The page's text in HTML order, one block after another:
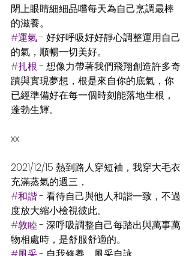
閉上眼睛細細品嚐每天為自己烹調最棒
的滋養。
#運氣 - 好好呼吸好好靜心調整運用自己
的氣，順暢一切美好。
#扎根 - 想像力帶著我們飛翔創造許多奇
蹟與實現夢想，根是來自你的底氣，你
已經準備好在每一個時刻能落地生根，
蓬勃生輝。
xx
2021/12/15 熱到路人穿短袖，我穿大毛衣
充滿蒸氣的週三，
#和諧 - 看待自己與他人和諧一致，不過
度放大縮小檢視彼此。
#敦睦 - 深呼吸調整自己每踏出與萬事萬
物相處時，是舒服舒適的。